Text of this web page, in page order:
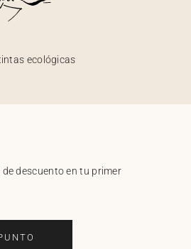
ecológicas
descuento en tu primer